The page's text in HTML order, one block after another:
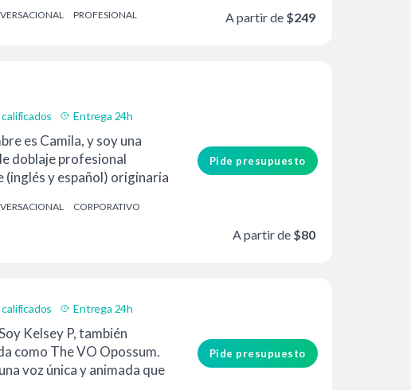
PROFESIONAL A partir de $249
Entrega 24h
es Camila, y soy una
doblaje profesional
(inglés y español) originaria
CORPORATIVO
Pide presupuesto
A partir de $80
Entrega 24h
Kelsey P, también
como The VO Opossum.
voz única y animada que
Pide presupuesto